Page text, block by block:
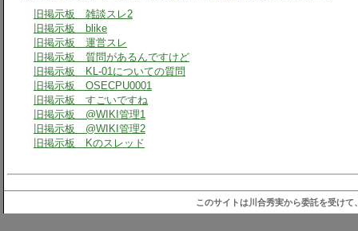
旧掲示板 雑談スレ2
旧掲示板 blike
旧掲示板 運営スレ
旧掲示板 質問があるんですけど
旧掲示板 KL-01についての質問
旧掲示板 OSECPU0001
旧掲示板 すごいですね
旧掲示板 @WIKI管理1
旧掲示板 @WIKI管理2
旧掲示板 Kのスレッド
このサイトは川合秀実から委託を受け